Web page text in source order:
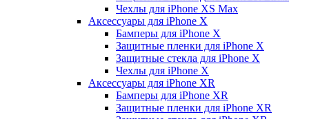
Чехлы для iPhone XS Max
Аксессуары для iPhone X
Бамперы для iPhone X
Защитные пленки для iPhone X
Защитные стекла для iPhone X
Чехлы для iPhone X
Аксессуары для iPhone XR
Бамперы для iPhone XR
Защитные пленки для iPhone XR